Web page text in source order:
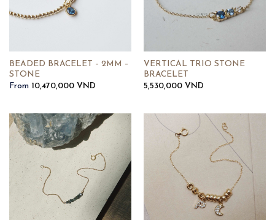
BEADED BRACELET – 2MM –
STONE
From 10,470,000 VND
VERTICAL TRIO STONE
BRACELET
5,530,000 VND